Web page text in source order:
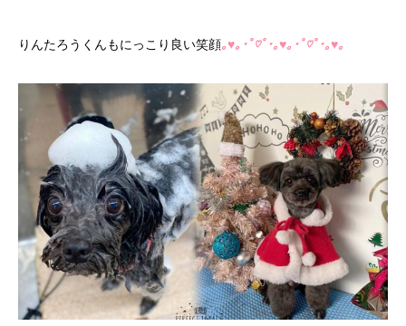
りんたろうくんもにっこり良い笑顔｡♥｡･ﾟ♡ﾟ･｡♥｡･ﾟ♡ﾟ･｡♥｡